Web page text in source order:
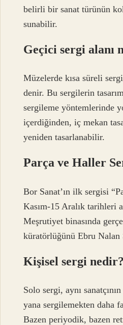
belirli bir sanat türünün
sunabilir.
Geçici sergi alanı
Müzelerde kısa süreli
denir. Bu sergilerin
sergileme yöntemlerinde
içerdiğinden, iç mekan
yeniden tasarlanabilir.
Parça ve Haller
Bor Sanat’ın ilk sergisi
Kasım-15 Aralık tarihleri
Meşrutiyet binasında
küratörlüğünü Ebru Nalan
Kişisel sergi nedir?
Solo sergi, aynı
yana sergilemekten daha
Bazen periyodik, bazen